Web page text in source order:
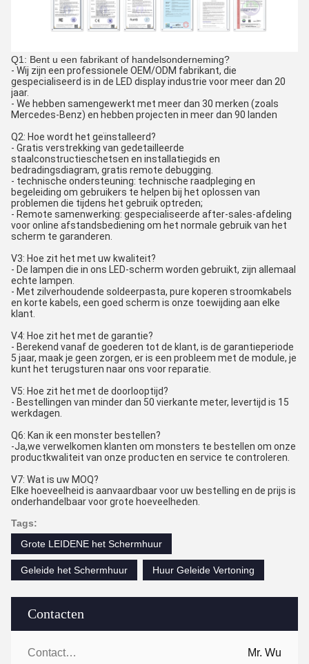
Contacten
Contacten: Mr. Wu
Q1: Bent u een fabrikant of handelsonderneming?
- Wij zijn een professionele OEM/ODM fabrikant, die
gespecialiseerd is in de LED display industrie voor meer dan 20
jaar.
- We hebben samengewerkt met meer dan 30 merken (zoals
Mercedes-Benz) en hebben projecten in meer dan 90 landen
Q2: Hoe wordt het geïnstalleerd?
- Gratis verstrekking van gedetailleerde
staalconstructieschetsen en installatiegids en
bedradingsdiagram, gratis remote debugging.
- technische ondersteuning: technische raadpleging en
begeleiding om gebruikers te helpen bij het oplossen van
problemen die tijdens het gebruik optreden;
- Remote samenwerking: gespecialiseerde after-sales-afdeling
voor online afstandsbediening om het normale gebruik van het
scherm te garanderen.
V3: Hoe zit het met uw kwaliteit?
- De lampen die in ons LED-scherm worden gebruikt, zijn allemaal
echte lampen.
- Met zilverhoudende soldeerpasta, pure koperen stroomkabels
en korte kabels, een goed scherm is onze toewijding aan elke
klant.
V4: Hoe zit het met de garantie?
- Berekend vanaf de goederen tot de klant, is de garantieperiode
5 jaar, maak je geen zorgen, er is een probleem met de module, je
kunt het terugsturen naar ons voor reparatie.
V5: Hoe zit het met de doorlooptijd?
- Bestellingen van minder dan 50 vierkante meter, levertijd is 15
werkdagen.
Q6: Kan ik een monster bestellen?
-Ja,we verwelkomen klanten om monsters te bestellen om onze
productkwaliteit van onze producten en service te controleren.
V7: Wat is uw MOQ?
Elke hoeveelheid is aanvaardbaar voor uw bestelling en de prijs is
onderhandelbaar voor grote hoeveelheden.
Tags:
Grote LEIDENE het Schermhuur
Geleide het Schermhuur Huur Geleide Vertoning